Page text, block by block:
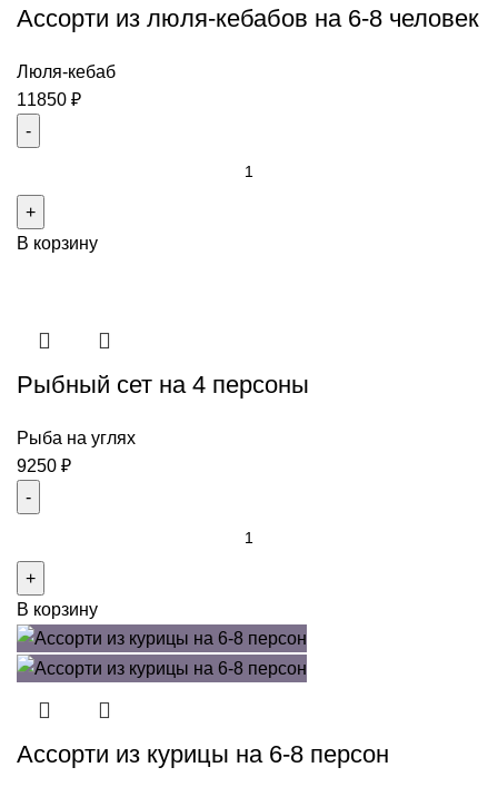
овощами
10-
12
человек
Ассорти из люля-кебабов на 6-8 человек
Люля-кебаб
11850 ₽
Ассорти
из
8
В корзину
Рыбный сет на 4 персоны
Рыба на углях
9250 ₽
Рыбный
сет
на
4
В корзину
Ассорти из курицы на 6-8 персон